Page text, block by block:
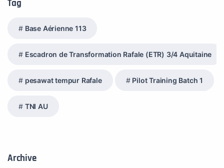
9. Tni au
10. Masalah anggota TNI AU
12. Federasi Aero Sport Indonesia
13. Satuan Karya Dirgantara - Pramuka
16. Sertijab
Tag
Base Aérienne 113
Escadron de Transformation Rafale (ETR) 3/4 Aquitaine
pesawat tempur Rafale Pilot Training Batch 1
TNI AU
Archive